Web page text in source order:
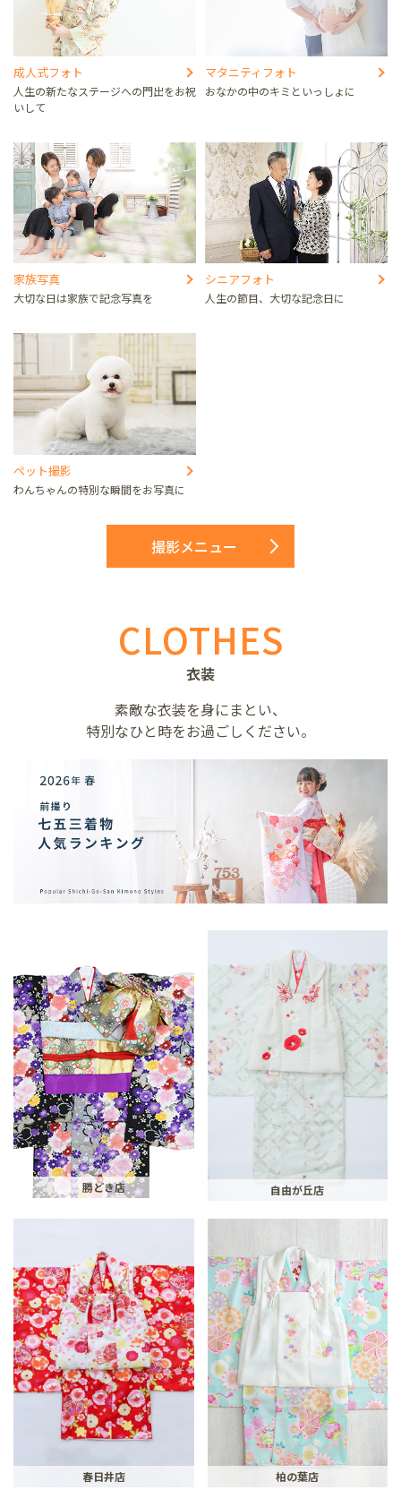
成人式フォト
人生の新たなステージへの門出をお祝
いして
マタニティフォト
おなかの中のキミといっしょに
家族写真
大切な日は家族で記念写真を
シニアフォト
人生の節目、大切な記念日に
ペット撮影
わんちゃんの特別な瞬間をお写真に
撮影メニュー
CLOTHES
衣装
素敵な衣装を身にまとい、
特別なひと時をお過ごしください。
勝どき店 自由が丘店
春日井店 柏の葉店